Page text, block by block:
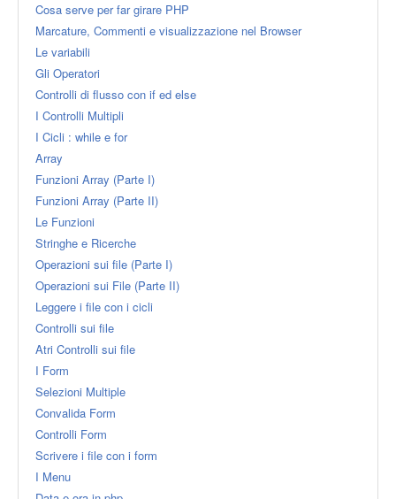
Cosa serve per far girare PHP
Marcature, Commenti e visualizzazione nel Browser
Le variabili
Gli Operatori
Controlli di flusso con if ed else
I Controlli Multipli
I Cicli : while e for
Array
Funzioni Array (Parte I)
Funzioni Array (Parte II)
Le Funzioni
Stringhe e Ricerche
Operazioni sui file (Parte I)
Operazioni sui File (Parte II)
Leggere i file con i cicli
Controlli sui file
Atri Controlli sui file
I Form
Selezioni Multiple
Convalida Form
Controlli Form
Scrivere i file con i form
I Menu